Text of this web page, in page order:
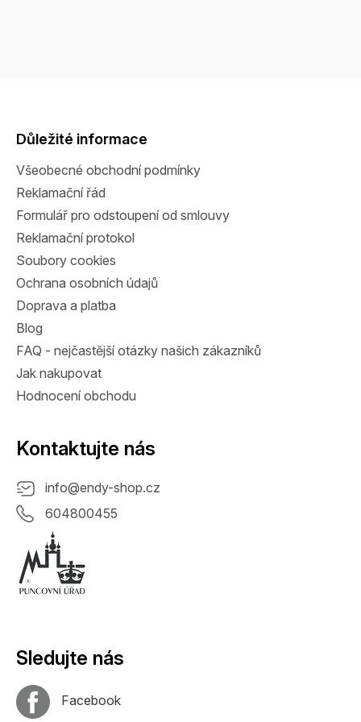
Důležité informace
Všeobecné obchodní podmínky
Reklamační řád
Formulář pro odstoupení od smlouvy
Reklamační protokol
Soubory cookies
Ochrana osobních údajů
Doprava a platba
Blog
FAQ - nejčastější otázky našich zákazníků
Jak nakupovat
Hodnocení obchodu
Kontaktujte nás
info@endy-shop.cz
604800455
Sledujte nás
Facebook